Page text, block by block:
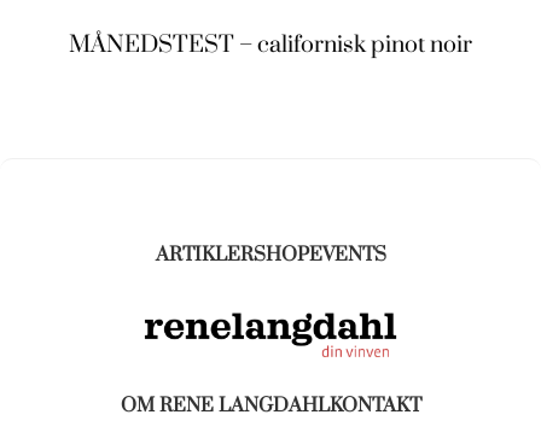
MÅNEDSTEST – californisk pinot noir
ARTIKLERSHOPEVENTS
OM RENE LANGDAHLKONTAKT